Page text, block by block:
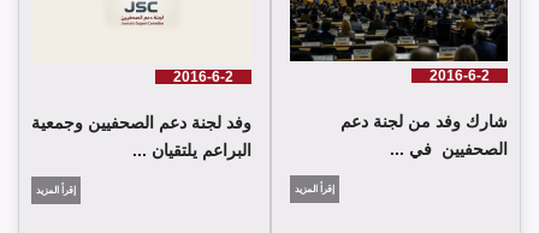
2016-6-2
شارك وفد من لجنة دعم
الصحفيين في ...
إقرأ المزيد
2016-6-2
وفد لجنة دعم الصحفيين وجمعية
البراعم يلتقيان ...
إقرأ المزيد